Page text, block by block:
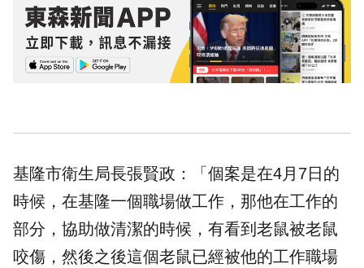
基隆市衛生局長張賢政：「個案是在4月7日的
時候，在基隆一個職場做工作，那他在工作的
部分，協助做清潔的時候，有看到老鼠被老鼠
咬傷，然後之後這個老鼠已經被他的工作職場